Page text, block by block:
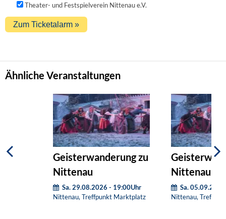
Theater- und Festspielverein Nittenau e.V.
Ähnliche Veranstaltungen
Geisterwanderung zu
Nittenau
Sa. 29.08.2026 - 19:00Uhr
Nittenau, Treffpunkt Marktplatz
Nittenau
Sa.
Nittenau,